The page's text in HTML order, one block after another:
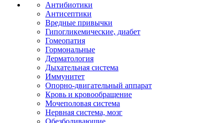
Антибиотики
Антисептики
Вредные привычки
Гипогликемические, диабет
Гомеопатия
Гормональные
Дерматология
Дыхательная система
Иммунитет
Опорно-двигательный аппарат
Кровь и кровообращение
Мочеполовая система
Нервная система, мозг
Обезболивающие